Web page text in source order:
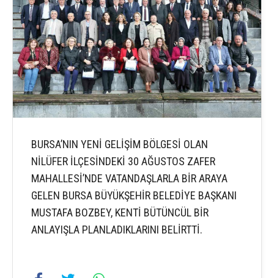
BURSA’NIN YENİ GELİŞİM BÖLGESİ OLAN
NİLÜFER İLÇESİNDEKİ 30 AĞUSTOS ZAFER
MAHALLESİ’NDE VATANDAŞLARLA BİR ARAYA
GELEN BURSA BÜYÜKŞEHİR BELEDİYE BAŞKANI
MUSTAFA BOZBEY, KENTİ BÜTÜNCÜL BİR
ANLAYIŞLA PLANLADIKLARINI BELİRTTİ.